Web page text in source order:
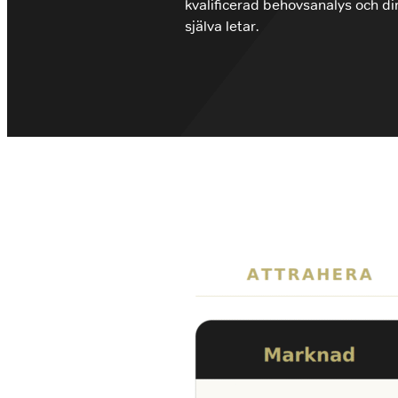
kvalificerad behovsanalys och
själva letar.